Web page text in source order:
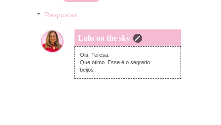
Respostas
Lulu on the sky
terça-feira, abril 08, 2025
Olá, Teresa.
Que ótimo. Esse é o segredo.
beijos